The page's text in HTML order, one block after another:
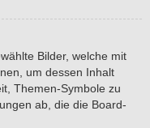
Bilder, welche mit
um dessen Inhalt
Themen-Symbole zu
ab, die die Board-